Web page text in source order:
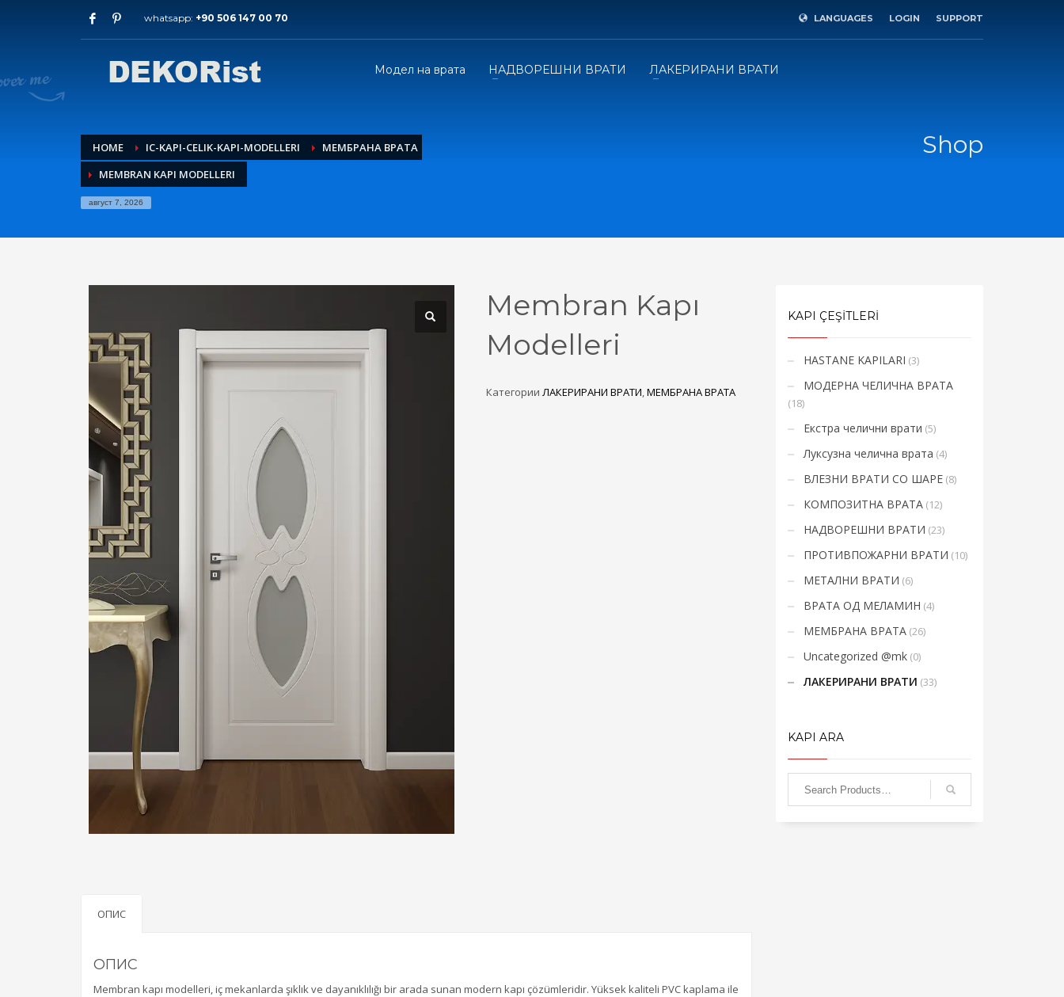
Архиви
јули 2026
декември 2025
ноември 2025
септември 2025
август 2015
Категории
Входни врати
HOW TO SHOP
1 Login or create new account. 2 Review your order.
If you still have problems, please let us know, by sending an email to support@website.com . Thank you!
SHOWROOM HOURS
Mon-Fri 9:00AM - 6:00AM
Sat - 9:00AM-5:00PM
Sundays by appointment only!
whatsapp: +90 506 147 00 70 LANGUAGES LOGIN SUPPORT
Модел на врата НАДВОРЕШНИ ВРАТИ ЛАКЕРИРАНИ ВРАТИ
HOME IC-KAPI-CELIK-KAPI-MODELLERI
МЕМБРАНА ВРАТА
MEMBRAN KAPI MODELLERI
август 7, 2026
Shop
Membran Kapı
Modelleri
Категории ЛАКЕРИРАНИ ВРАТИ,МЕМБРАНА ВРАТА
ОПИС
ОПИС
Membran kapı modelleri, iç mekanlarda şıklık ve dayanıklılığı bir arada sunan modern kapı çözümleridir. Yüksek kaliteli PVC kaplama ile
KAPI ÇEŞİTLERİ
HASTANE KAPILARI (3)
МОДЕРНА ЧЕЛИЧНА ВРАТА
(18)
Екстра челични врати (5)
Луксузна челична врата (4)
ВЛЕЗНИ ВРАТИ СО ШАРЕ (8)
КОМПОЗИТНА ВРАТА (12)
НАДВОРЕШНИ ВРАТИ (23)
ПРОТИВПОЖАРНИ ВРАТИ (10)
МЕТАЛНИ ВРАТИ (6)
ВРАТА ОД МЕЛАМИН (4)
МЕМБРАНА ВРАТА (26)
Uncategorized @mk (0)
ЛАКЕРИРАНИ ВРАТИ (33)
KAPI ARA